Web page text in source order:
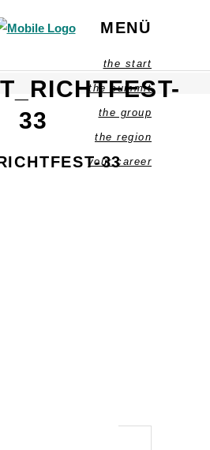
MENÜ
the start
the summit
the group
the region
your career
33
33